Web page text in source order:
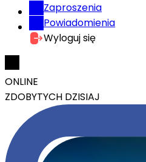
Zaproszenia
Powiadomienia
Wyloguj się
ONLINE
ZDOBYTYCH DZISIAJ